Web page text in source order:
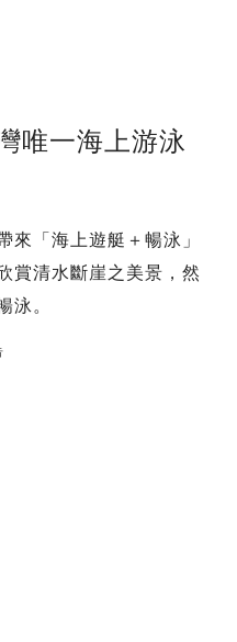
唯一海上游泳
來「海上遊艇＋暢泳」
賞清水斷崖之美景，然
泳。